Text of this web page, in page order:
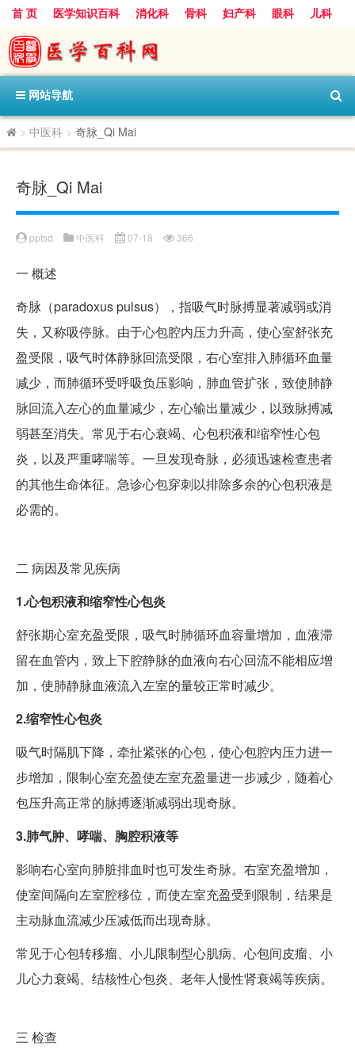
首 页 医学知识百科 消化科 骨科 妇产科 眼科
儿科
心血管病科
呼吸科 神经科
内分泌科
口腔科
网站导航
> 中医科 > 奇脉_Qi Mai
奇脉_Qi Mai
pptsd 中医科 07-18 366
一 概述
奇脉（paradoxus pulsus），指吸气时脉搏显著减弱或消
失，又称吸停脉。由于心包腔内压力升高，使心室舒张充
盈受限，吸气时体静脉回流受限，右心室排入肺循环血量
减少，而肺循环受呼吸负压影响，肺血管扩张，致使肺静
脉回流入左心的血量减少，左心输出量减少，以致脉搏减
弱甚至消失。常见于右心衰竭、心包积液和缩窄性心包
炎，以及严重哮喘等。一旦发现奇脉，必须迅速检查患者
的其他生命体征。急诊心包穿刺以排除多余的心包积液是
必需的。
二 病因及常见疾病
1.心包积液和缩窄性心包炎
舒张期心室充盈受限，吸气时肺循环血容量增加，血液滞
留在血管内，致上下腔静脉的血液向右心回流不能相应增
加，使肺静脉血液流入左室的量较正常时减少。
2.缩窄性心包炎
吸气时隔肌下降，牵扯紧张的心包，使心包腔内压力进一
步增加，限制心室充盈使左室充盈量进一步减少，随着心
包压升高正常的脉搏逐渐减弱出现奇脉。
3.肺气肿、哮喘、胸腔积液等
影响右心室向肺脏排血时也可发生奇脉。右室充盈增加，
使室间隔向左室腔移位，而使左室充盈受到限制，结果是
主动脉血流减少压减低而出现奇脉。
常见于心包转移瘤、小儿限制型心肌病、心包间皮瘤、小
儿心力衰竭、结核性心包炎、老年人慢性肾衰竭等疾病。
三 检查